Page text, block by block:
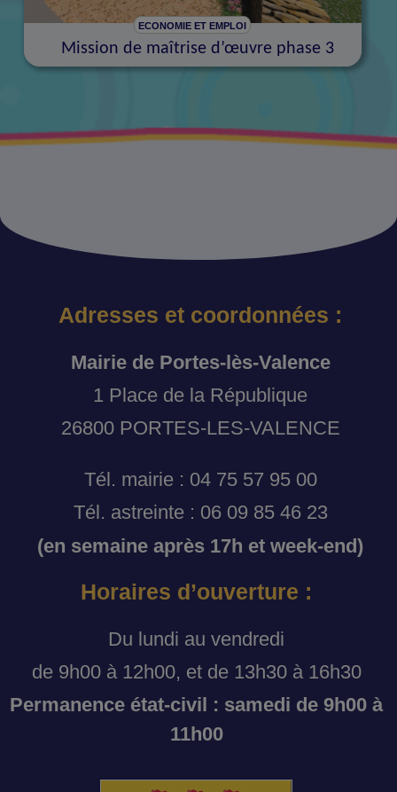
ECONOMIE ET EMPLOI
Mission de maîtrise d’œuvre phase 3
Adresses et coordonnées :
Mairie de Portes-lès-Valence
1 Place de la République
26800 PORTES-LES-VALENCE
Tél. mairie : 04 75 57 95 00
Tél. astreinte : 06 09 85 46 23
(en semaine après 17h et week-end)
Horaires d’ouverture :
Du lundi au vendredi
de 9h00 à 12h00, et de 13h30 à 16h30
Permanence état-civil : samedi de 9h00 à
11h00